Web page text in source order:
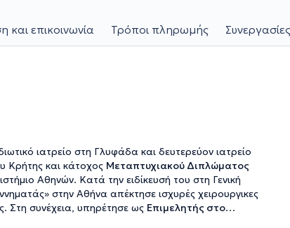
και επικοινωνία Τρόποι πληρωμής
ιατρείο στη Γλυφάδα και δευτερεύον ιατρείο
Κρήτης και κάτοχος Μεταπτυχιακού Διπλώματος
Αθηνών. Κατά την ειδίκευσή του στη Γενική
στην Αθήνα απέκτησε ισχυρές χειρουργικες
Στη συνέχεια, υπηρέτησε ως Επιμελητής στο